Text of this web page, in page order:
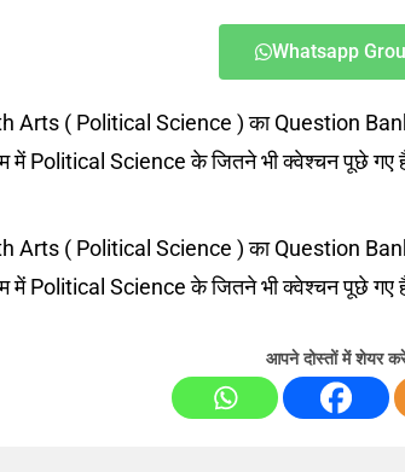
Whatsapp
( Political Science ) का Question Bank
में Political Science के जितने भी क्वेश्चन पूछे गए
( Political Science ) का Question Bank
में Political Science के जितने भी क्वेश्चन पूछे गए
आपने दोस्तों में शेयर